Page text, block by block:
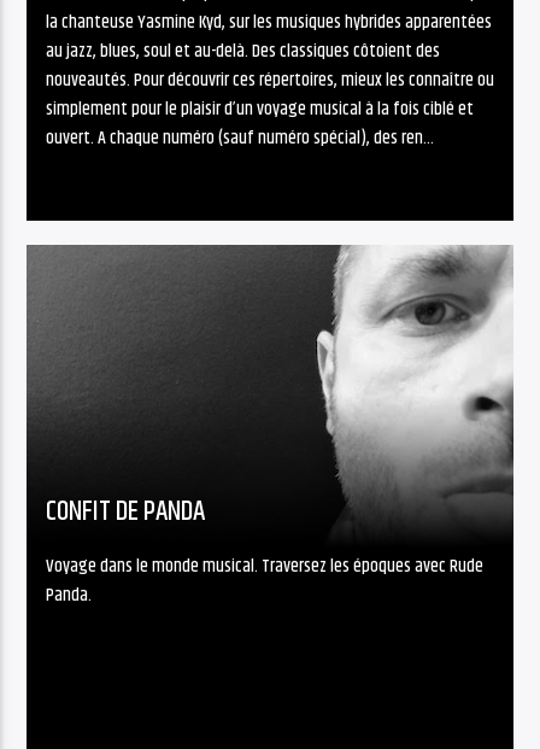
la chanteuse Yasmine Kyd, sur les musiques hybrides apparentées
au jazz, blues, soul et au-delà. Des classiques côtoient des
nouveautés. Pour découvrir ces répertoires, mieux les connaître ou
simplement pour le plaisir d’un voyage musical à la fois ciblé et
ouvert. A chaque numéro (sauf numéro spécial), des ren...
CONFIT DE PANDA
Voyage dans le monde musical. Traversez les époques avec Rude
Panda.